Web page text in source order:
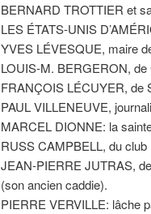
BERNARD TROTTIER et
LES ÉTATS-UNIS
YVES LÉVESQUE, maire
LOUIS-M. BERGERON, de
FRANÇOIS LÉCUYER, de
PAUL VILLENEUVE,
MARCEL DIONNE: la
RUSS CAMPBELL, du
JEAN-PIERRE JUTRAS,
(son ancien caddie).
PIERRE VERVILLE: lâche